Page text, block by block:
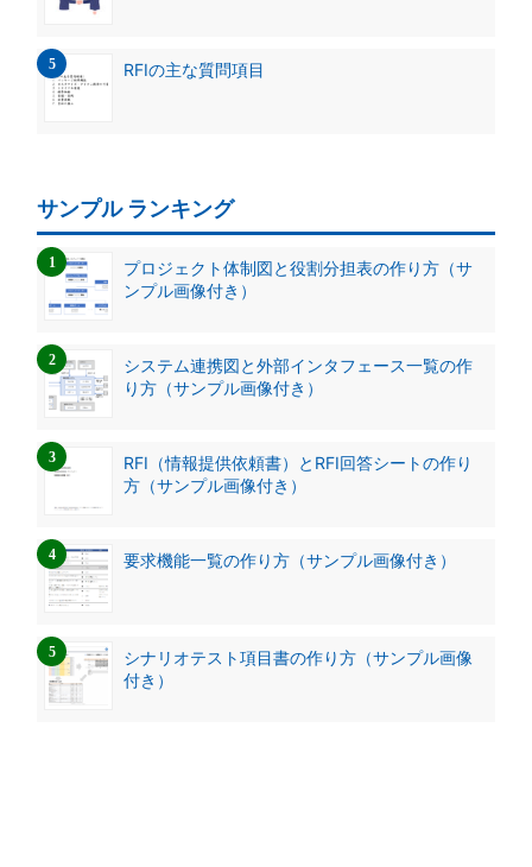
RFIの主な質問項目
サンプル ランキング
プロジェクト体制図と役割分担表の作り方（サ
ンプル画像付き）
システム連携図と外部インタフェース一覧の作
り方（サンプル画像付き）
RFI（情報提供依頼書）とRFI回答シートの作り
方（サンプル画像付き）
要求機能一覧の作り方（サンプル画像付き）
シナリオテスト項目書の作り方（サンプル画像
付き）